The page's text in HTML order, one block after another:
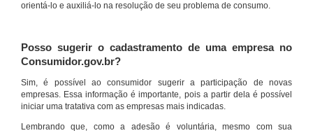
orientá-lo e auxiliá-lo na resolução de seu problema de consumo.
Posso sugerir o cadastramento de uma empresa no
Consumidor.gov.br?
Sim, é possível ao consumidor sugerir a participação de novas
empresas. Essa informação é importante, pois a partir dela é possível
iniciar uma tratativa com as empresas mais indicadas.
Lembrando que, como a adesão é voluntária, mesmo com sua